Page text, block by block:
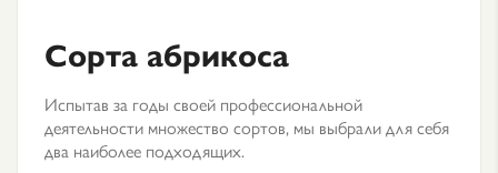
Сорта абрикоса
Испытав за годы своей профессиональной
деятельности множество сортов, мы выбрали для себя
два наиболее подходящих.